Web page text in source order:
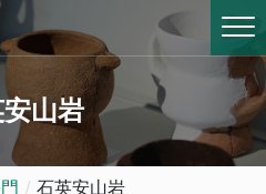
山岩
石英安山岩